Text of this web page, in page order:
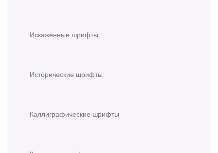
Искажённые шрифты
Исторические шрифты
Каллиграфические шрифты